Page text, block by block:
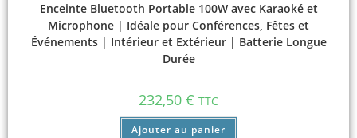
Enceinte Bluetooth Portable 100W avec Karaoké et
Microphone | Idéale pour Conférences, Fêtes et
Événements | Intérieur et Extérieur | Batterie Longue
Durée
232,50 € TTC
Ajouter au panier